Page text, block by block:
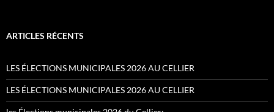
ARTICLES RÉCENTS
LES ÉLECTIONS MUNICIPALES 2026 AU CELLIER
LES ÉLECTIONS MUNICIPALES 2026 AU CELLIER